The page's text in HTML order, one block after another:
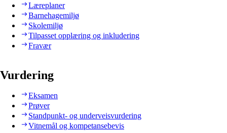
Læreplaner
Barnehagemiljø
Skolemiljø
Tilpasset opplæring og inkludering
Fravær
Vurdering
Eksamen
Prøver
Standpunkt- og underveisvurdering
Vitnemål og kompetansebevis